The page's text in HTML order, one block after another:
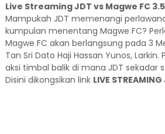
Live Streaming JDT vs Magwe FC
Mampukah JDT memenangi
kumpulan menentang Magwe FC?
Magwe FC akan berlangsung pada 3
Tan Sri Dato Haji Hassan Yunos,
aksi timbal balik di mana JDT sekadar
Disini dikongsikan link LIVE